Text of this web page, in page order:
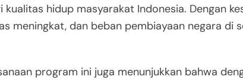
kualitas hidup masyarakat Indonesia. Dengan
meningkat, dan beban pembiayaan negara di
program ini juga menunjukkan bahwa